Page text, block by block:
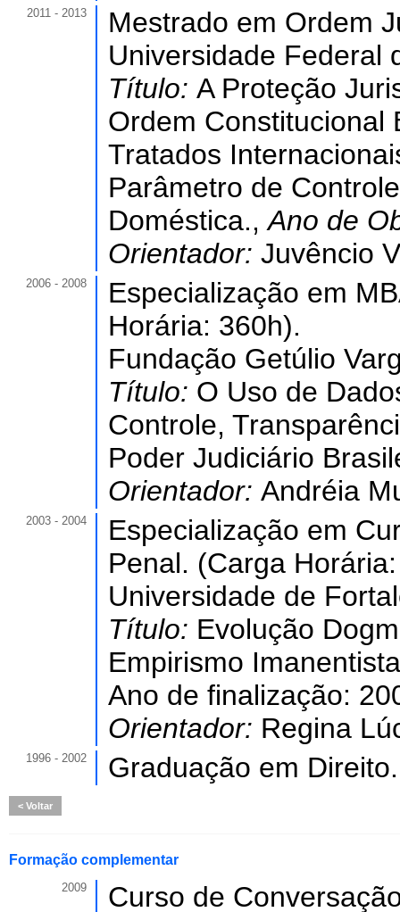
2011 - 2013
Mestrado em Ordem
Universidade Federal
Título: A Proteção
Ordem Constitucional
Tratados
Parâmetro de
Doméstica.,Ano de
Orientador: Juvêncio
2006 - 2008
Especialização em
Horária: 360h).
Fundação Getúlio
Título: O Uso de
Controle,
Poder Judiciário
Orientador: Andréia
2003 - 2004
Especialização em
Penal. (Carga
Universidade de
Título: Evolução
Empirismo
Ano de finalização:
Orientador: Regina
1996 - 2002 Graduação em Direito.
Voltar
Formação complementar
2009
Curso de